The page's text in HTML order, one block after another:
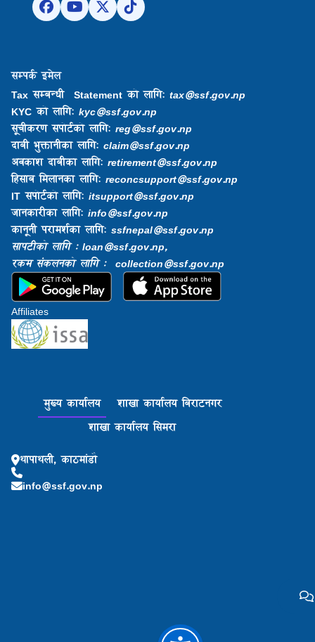
सम्पर्क इमेल
Tax सम्बन्धी Statement को लागि: tax@ssf.gov.np
KYC को लागि: kyc@ssf.gov.np
सूचीकरण सपोर्टको लागि: reg@ssf.gov.np
दाबी भुक्तानीका लागि: claim@ssf.gov.np
अवकाश दाबीका लागि: retirement@ssf.gov.np
हिसाब मिलानका लागि: reconcsupport@ssf.gov.np
IT सपोर्टको लागि: itsupport@ssf.gov.np
जानकारीका लागि: info@ssf.gov.np​
कानूनी परामर्शका लागि: ssfnepal@ssf.gov.np​
सापटीको लागि : loan@ssf.gov.np,
रकम संकलनको लागि : collection@ssf.gov.np
Affiliates
मुख्य कार्यालय
शाखा कार्यालय बिराटनगर
शाखा कार्यालय सिमरा
थापाथली, काठमांडौ
info@ssf.gov.np